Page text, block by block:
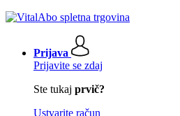
Prijava
Prijavite se zdaj
Ste tukaj prvič?
Ustvarite račun